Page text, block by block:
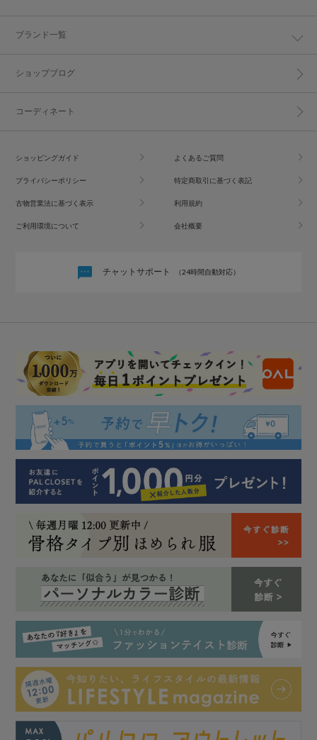
ブランド一覧
ショップブログ
コーディネート
ショッピングガイド よくあるご質問
プライバシーポリシー 特定商取引に基づく表記
古物営業法に基づく表示 利用規約
ご利用環境について 会社概要
チャットサポート （24時間自動対応）